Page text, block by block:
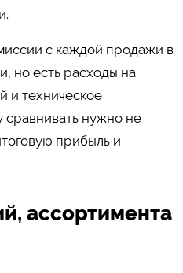
с каждой продажи в
но есть расходы на
и техническое
нужно не
прибыль и
ассортимента